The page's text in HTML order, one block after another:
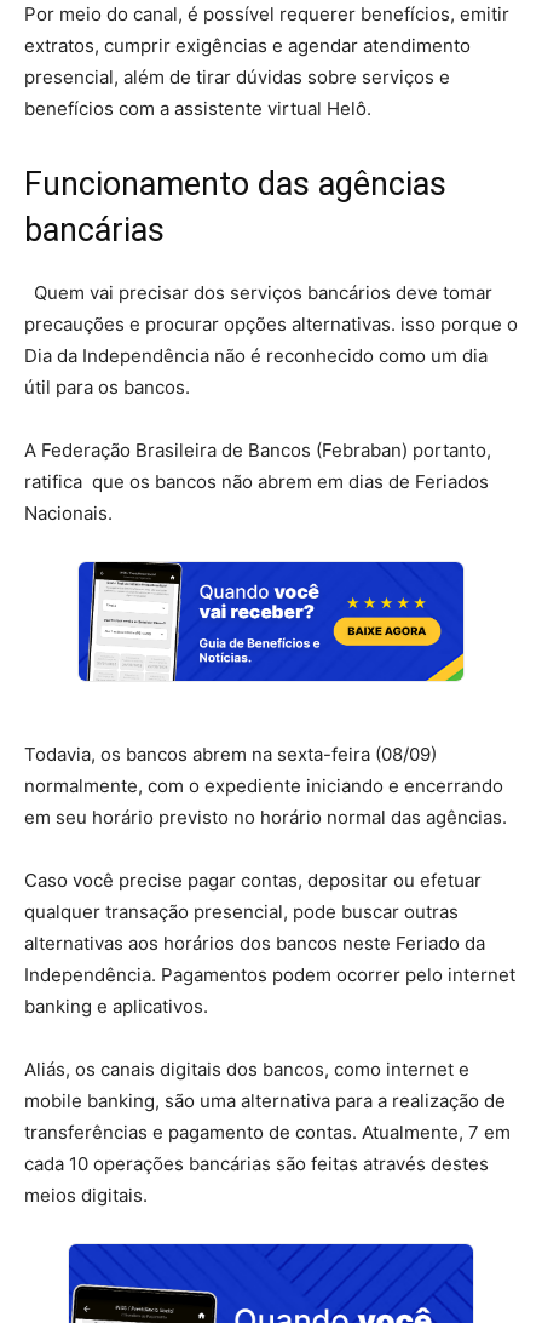
Por meio do canal, é possível requerer benefícios, emitir
extratos, cumprir exigências e agendar atendimento
presencial, além de tirar dúvidas sobre serviços e
benefícios com a assistente virtual Helô.
Funcionamento das agências
bancárias
Quem vai precisar dos serviços bancários deve tomar
precauções e procurar opções alternativas. isso porque o
Dia da Independência não é reconhecido como um dia
útil para os bancos.
A Federação Brasileira de Bancos (Febraban) portanto,
ratifica que os bancos não abrem em dias de Feriados
Nacionais.
Todavia, os bancos abrem na sexta-feira (08/09)
normalmente, com o expediente iniciando e encerrando
em seu horário previsto no horário normal das agências.
Caso você precise pagar contas, depositar ou efetuar
qualquer transação presencial, pode buscar outras
alternativas aos horários dos bancos neste Feriado da
Independência. Pagamentos podem ocorrer pelo internet
banking e aplicativos.
Aliás, os canais digitais dos bancos, como internet e
mobile banking, são uma alternativa para a realização de
transferências e pagamento de contas. Atualmente, 7 em
cada 10 operações bancárias são feitas através destes
meios digitais.